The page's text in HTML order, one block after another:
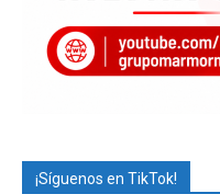
¡Síguenos en TikTok!